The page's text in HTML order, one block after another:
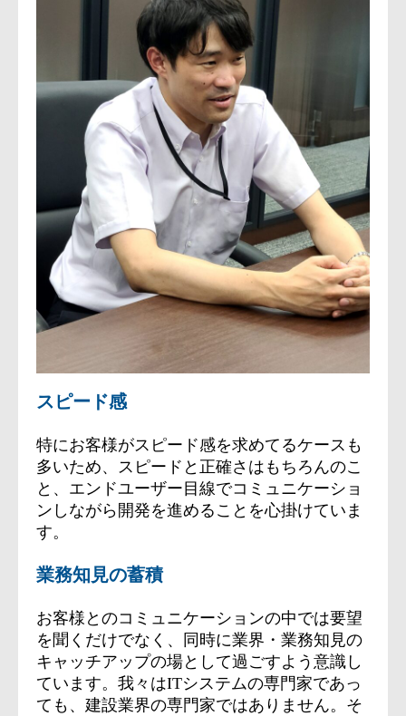
スピード感
特にお客様がスピード感を求めてるケースも
多いため、スピードと正確さはもちろんのこ
と、エンドユーザー目線でコミュニケーショ
ンしながら開発を進めることを心掛けていま
す。
業務知見の蓄積
お客様とのコミュニケーションの中では要望
を聞くだけでなく、同時に業界・業務知見の
キャッチアップの場として過ごすよう意識し
ています。我々はITシステムの専門家であっ
ても、建設業界の専門家ではありません。そ